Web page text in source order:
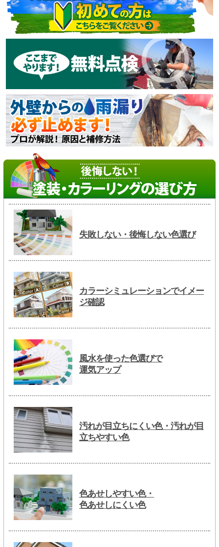
失敗しない・後悔しない色選び
カラーシミュレーションでイメー
ジ確認
風水を使った色選びで
運気アップ
汚れが目立ちにくい色・汚れが目
立ちやすい色
色あせしやすい色・
色あせしにくい色